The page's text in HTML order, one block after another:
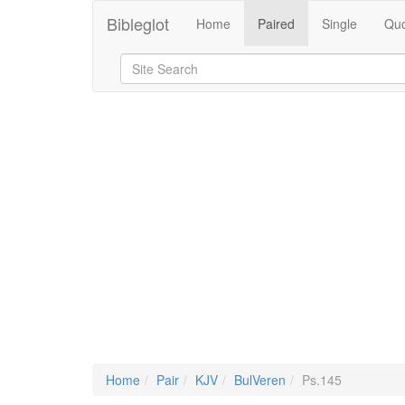
Bibleglot Home Paired Single
Home Pair KJV BulVeren Ps.145